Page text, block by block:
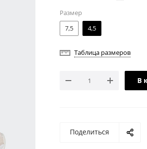
Размер
7,5
4,5
Таблица размеров
В
Поделиться